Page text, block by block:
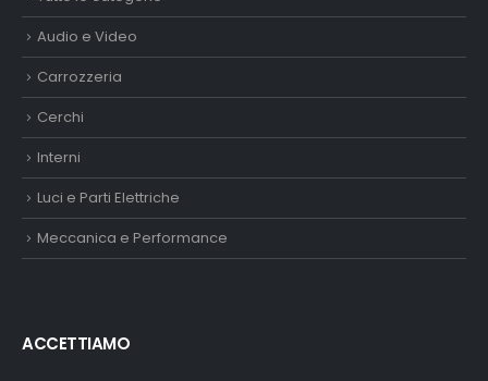
Audio e Video
Carrozzeria
Cerchi
Interni
Luci e Parti Elettriche
Meccanica e Performance
ACCETTIAMO